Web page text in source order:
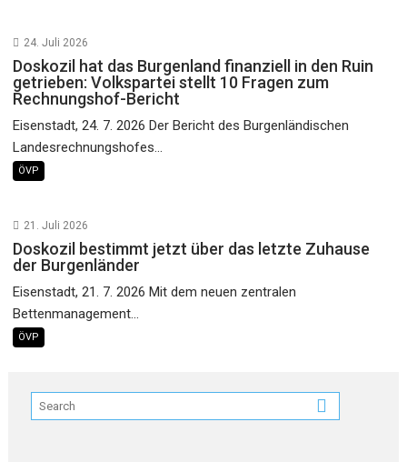
24. Juli 2026
Doskozil hat das Burgenland finanziell in den Ruin
getrieben: Volkspartei stellt 10 Fragen zum
Rechnungshof-Bericht
Eisenstadt, 24. 7. 2026 Der Bericht des Burgenländischen
Landesrechnungshofes...
ÖVP
21. Juli 2026
Doskozil bestimmt jetzt über das letzte Zuhause
der Burgenländer
Eisenstadt, 21. 7. 2026 Mit dem neuen zentralen
Bettenmanagement...
ÖVP